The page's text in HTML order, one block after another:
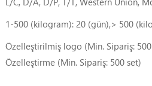
1-500 (kilogram): 20 (gün),> 500
Özelleştirilmiş logo (Min. Sipariş:
Özelleştirme (Min. Sipariş: 500 set)